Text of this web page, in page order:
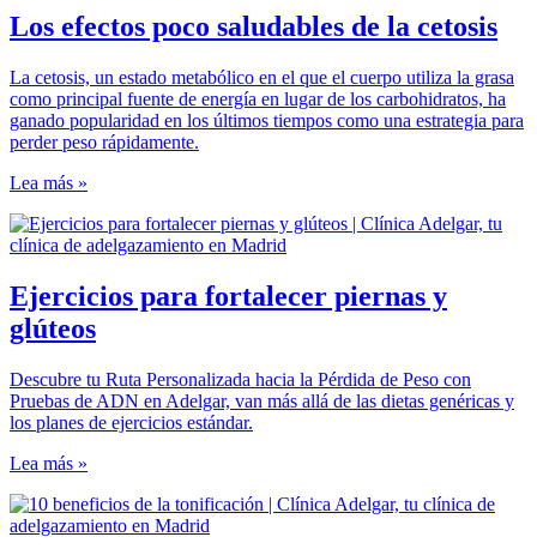
Los efectos poco saludables de la cetosis
La cetosis, un estado metabólico en el que el cuerpo utiliza la grasa
como principal fuente de energía en lugar de los carbohidratos, ha
ganado popularidad en los últimos tiempos como una estrategia para
perder peso rápidamente.
Lea más »
Ejercicios para fortalecer piernas y
glúteos
Descubre tu Ruta Personalizada hacia la Pérdida de Peso con
Pruebas de ADN en Adelgar, van más allá de las dietas genéricas y
los planes de ejercicios estándar.
Lea más »